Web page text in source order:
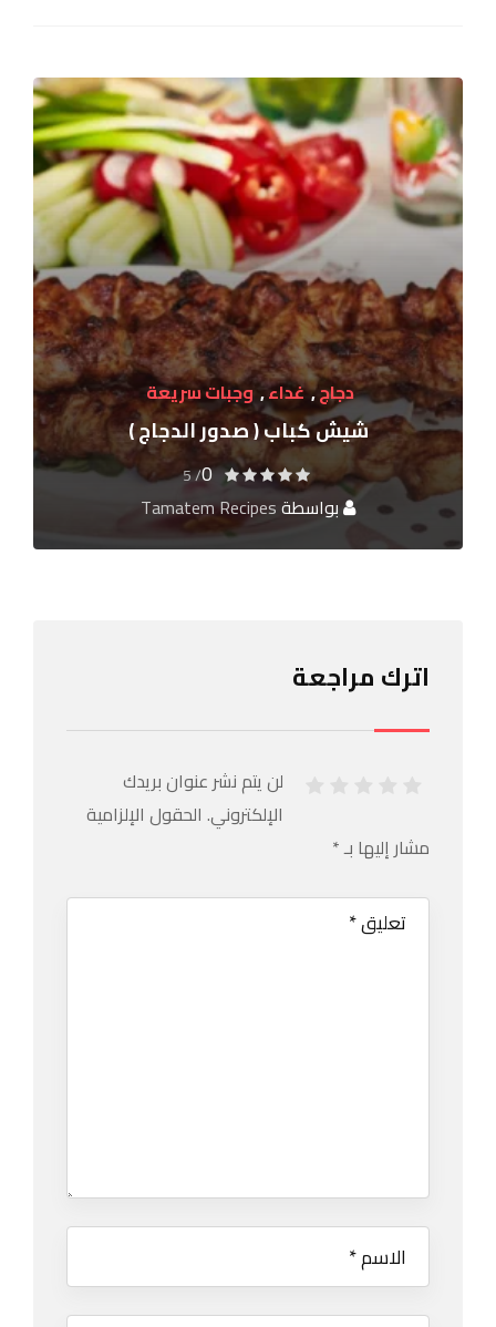
دجاج,غداء,وجبات سريعة
شيش كباب ( صدور الدجاج )
0
/ 5
بواسطةTamatem Recipes
اترك مراجعة
لن يتم نشر عنوان بريدك
الإلكتروني. الحقول الإلزامية
مشار إليها بـ *